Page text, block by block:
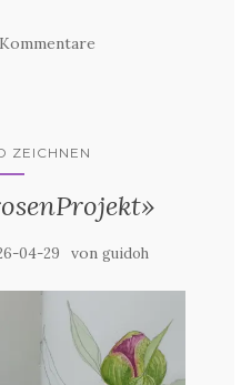
ZEICHNEN
04-29 von guidoh